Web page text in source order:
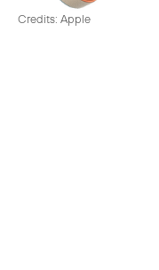
Credits: Apple